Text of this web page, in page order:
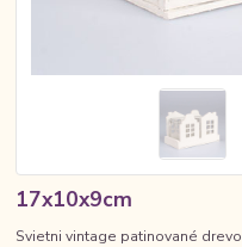
17x10x9cm
Svietni vintage patinované